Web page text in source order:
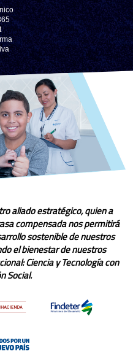
aliado estratégico, quien a
compensada nos permitirá
sostenible de nuestros
el bienestar de nuestros
Ciencia y Tecnología con
Social.